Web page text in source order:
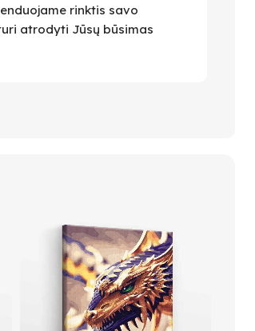
rinktis savo
atrodyti Jūsų būsimas